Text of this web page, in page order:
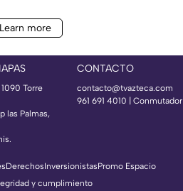
Torre
las Palmas,
CONTACTO
contacto@tvazteca.com
961 691 4010 | Conmutador
DerechosInversionistasPromo Espacio
y cumplimiento